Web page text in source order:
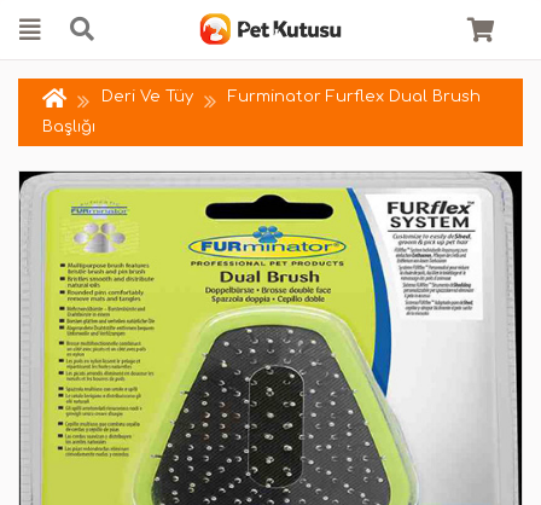
Deri Ve Tüy
Furminator Furflex Dual Brush
Başlığı